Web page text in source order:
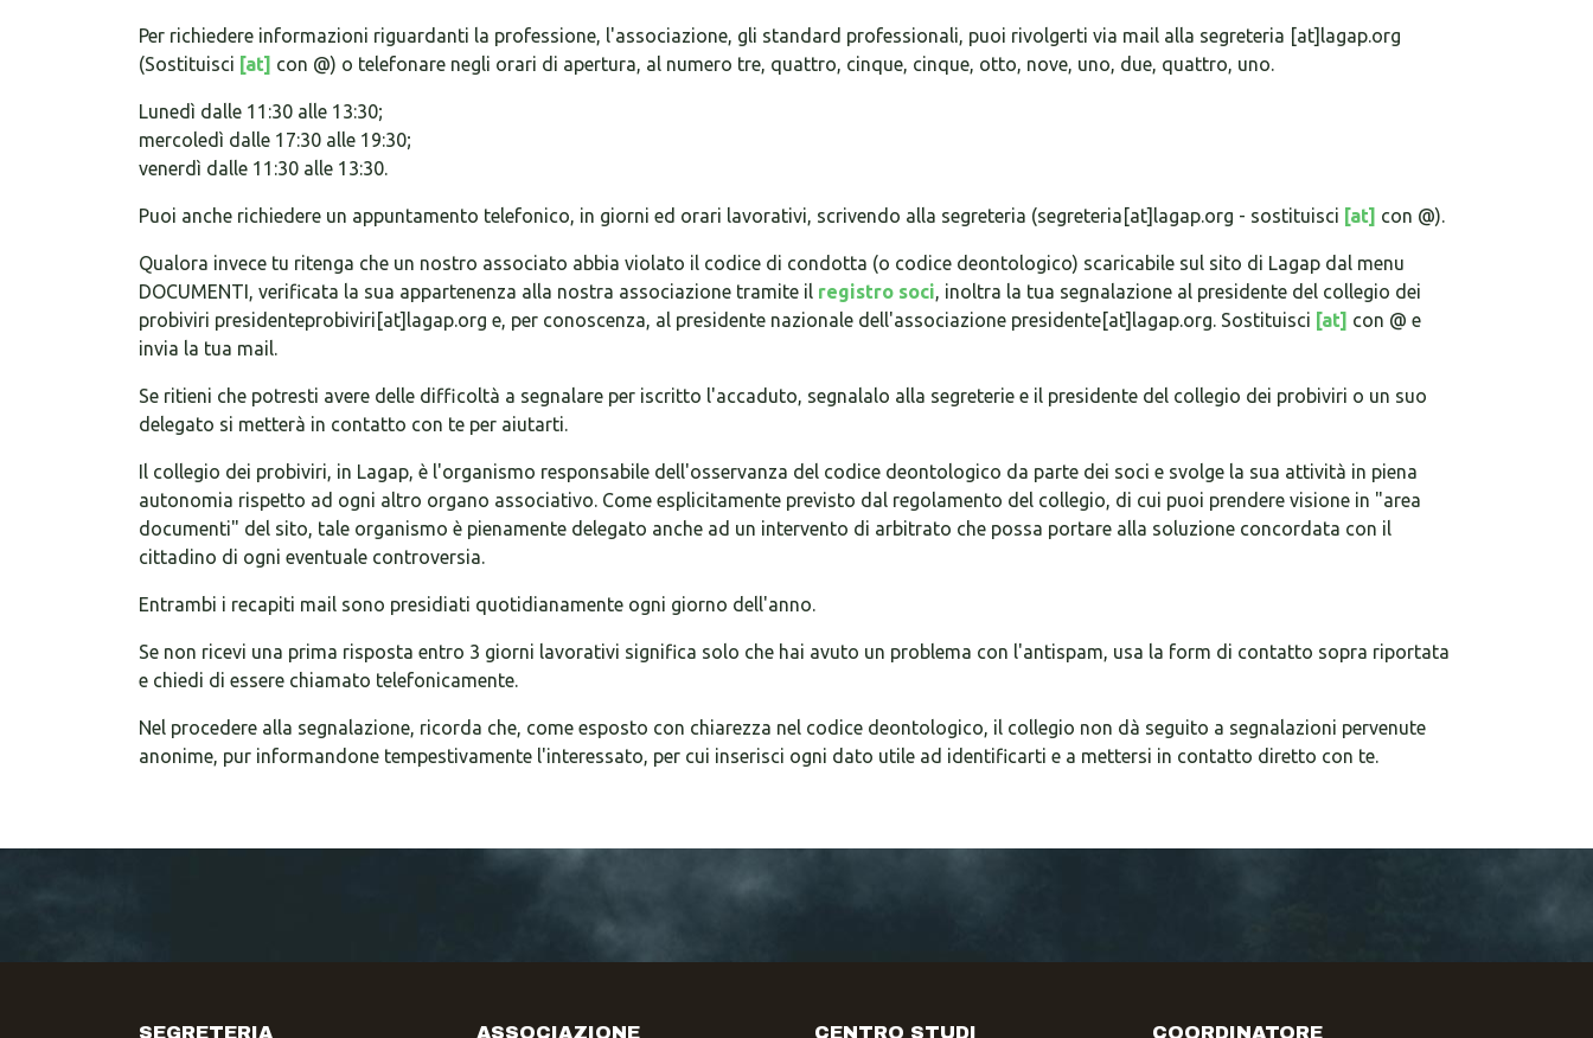
Per richiedere informazioni riguardanti la professione, l'associazione, gli standard professionali, puoi rivolgerti via mail alla segreteria [at]lagap.org
(Sostituisci [at] con @) o telefonare negli orari di apertura, al numero tre, quattro, cinque, cinque, otto, nove, uno, due, quattro, uno.
Lunedì dalle 11:30 alle 13:30;
mercoledì dalle 17:30 alle 19:30;
venerdì dalle 11:30 alle 13:30.
Puoi anche richiedere un appuntamento telefonico, in giorni ed orari lavorativi, scrivendo alla segreteria (segreteria[at]lagap.org - sostituisci [at] con @).
Qualora invece tu ritenga che un nostro associato abbia violato il codice di condotta (o codice deontologico) scaricabile sul sito di Lagap dal menu
DOCUMENTI, verificata la sua appartenenza alla nostra associazione tramite il registro soci, inoltra la tua segnalazione al presidente del collegio dei
probiviri presidenteprobiviri[at]lagap.org e, per conoscenza, al presidente nazionale dell'associazione presidente[at]lagap.org. Sostituisci [at] con @ e
invia la tua mail.
Se ritieni che potresti avere delle difficoltà a segnalare per iscritto l'accaduto, segnalalo alla segreterie e il presidente del collegio dei probiviri o un suo
delegato si metterà in contatto con te per aiutarti.
Il collegio dei probiviri, in Lagap, è l'organismo responsabile dell'osservanza del codice deontologico da parte dei soci e svolge la sua attività in piena
autonomia rispetto ad ogni altro organo associativo. Come esplicitamente previsto dal regolamento del collegio, di cui puoi prendere visione in "area
documenti" del sito, tale organismo è pienamente delegato anche ad un intervento di arbitrato che possa portare alla soluzione concordata con il
cittadino di ogni eventuale controversia.
Entrambi i recapiti mail sono presidiati quotidianamente ogni giorno dell'anno.
Se non ricevi una prima risposta entro 3 giorni lavorativi significa solo che hai avuto un problema con l'antispam, usa la form di contatto sopra riportata
e chiedi di essere chiamato telefonicamente.
Nel procedere alla segnalazione, ricorda che, come esposto con chiarezza nel codice deontologico, il collegio non dà seguito a segnalazioni pervenute
anonime, pur informandone tempestivamente l'interessato, per cui inserisci ogni dato utile ad identificarti e a mettersi in contatto diretto con te.
SEGRETERIA ASSOCIAZIONE CENTRO STUDI COORDINATORE